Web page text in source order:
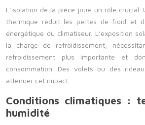
L’isolation de la pièce joue un rôle crucial.
thermique réduit les pertes de froid et
énergétique du climatiseur. L’exposition
la charge de refroidissement,
refroidissement plus importante et
consommation. Des volets ou des
atténuer cet impact.
Conditions climatiques :
humidité